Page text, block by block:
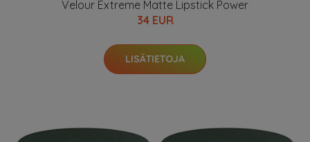
Velour Extreme Matte Lipstick Power
34 EUR
LISÄTIETOJA